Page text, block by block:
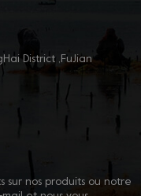
District ,FuJian
sur nos produits ou notre